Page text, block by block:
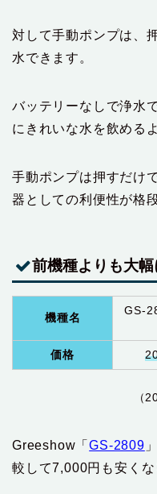
対して手動ポンプは、
水できます。
バッテリーなしで浄水
にきれいな水を飲める
手動ポンプは押すだけ
器としての利便性が格
前機種よりも大幅
機種名
GS-
価格
（
Greeshow「GS-2809
較して7,000円も安くな